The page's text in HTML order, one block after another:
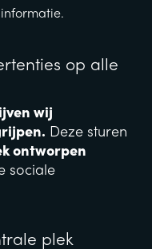
op alle
wij
Deze sturen
ontworpen
sociale
plek